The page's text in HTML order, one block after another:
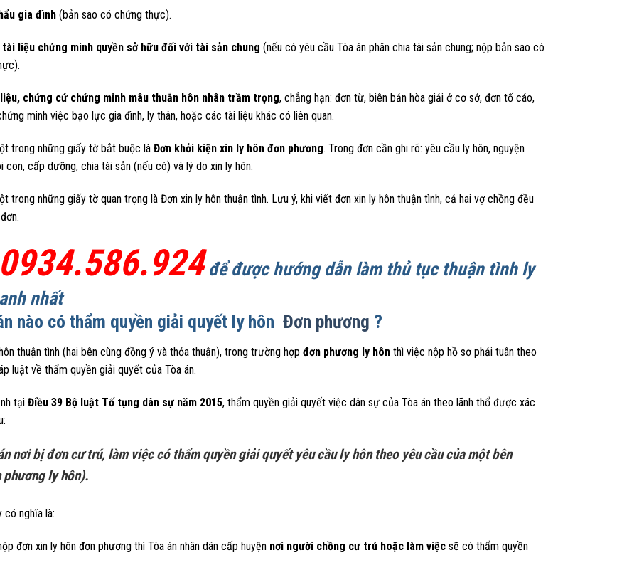
gia đình(bản sao có chứng thực).
tài liệu chứng minh quyền sở hữu đối với tài sản chung (nếu có yêu cầu Tòa án phân chia tài sản chung; nộp bản sao có
chứng cứ chứng minh mâu thuẫn hôn nhân trầm trọng, chẳng hạn: đơn từ, biên bản hòa giải ở cơ sở, đơn tố cáo,
minh việc bạo lực gia đình, ly thân, hoặc các tài liệu khác có liên quan.
trong những giấy tờ bắt buộc là Đơn khởi kiện xin ly hôn đơn phương. Trong đơn cần ghi rõ: yêu cầu ly hôn, nguyện
con, cấp dưỡng, chia tài sản (nếu có) và lý do xin ly hôn.
trong những giấy tờ quan trọng là Đơn xin ly hôn thuận tình. Lưu ý, khi viết đơn xin ly hôn thuận tình, cả hai vợ chồng đều
0934.586.924để được hướng dẫn làm thủ tục thuận tình ly
nhất
nào có thẩm quyền giải quyết ly hôn Đơn phương ?
thuận tình (hai bên cùng đồng ý và thỏa thuận), trong trường hợp đơn phương ly hôn thì việc nộp hồ sơ phải tuân theo
luật về thẩm quyền giải quyết của Tòa án.
tại Điều 39 Bộ luật Tố tụng dân sự năm 2015, thẩm quyền giải quyết việc dân sự của Tòa án theo lãnh thổ được xác
nơi bị đơn cư trú, làm việc có thẩm quyền giải quyết yêu cầu ly hôn theo yêu cầu của một bên
phương ly hôn).
nghĩa là:
đơn xin ly hôn đơn phương thì Tòa án nhân dân cấp huyện nơi người chồng cư trú hoặc làm việcsẽ có thẩm quyền